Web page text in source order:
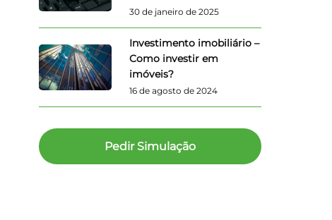
30 de janeiro de 2025
Investimento imobiliário –
Como investir em
imóveis?
16 de agosto de 2024
Pedir Simulação